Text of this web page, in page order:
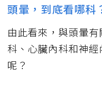
頭暈，到底看哪科
由此看來，與頭暈
科、心臟內科和神
呢？